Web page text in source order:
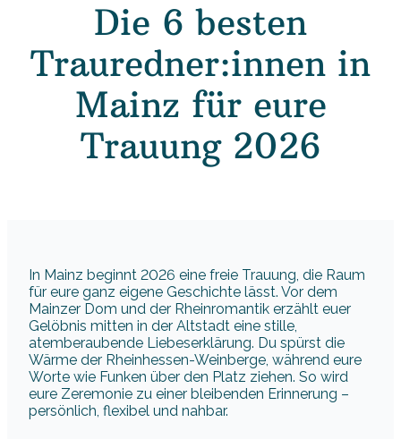
Die 6 besten
Trauredner:innen in
Mainz für eure
Trauung 2026
In Mainz beginnt 2026 eine freie Trauung, die Raum
für eure ganz eigene Geschichte lässt. Vor dem
Mainzer Dom und der Rheinromantik erzählt euer
Gelöbnis mitten in der Altstadt eine stille,
atemberaubende Liebeserklärung. Du spürst die
Wärme der Rheinhessen-Weinberge, während eure
Worte wie Funken über den Platz ziehen. So wird
eure Zeremonie zu einer bleibenden Erinnerung –
persönlich, flexibel und nahbar.